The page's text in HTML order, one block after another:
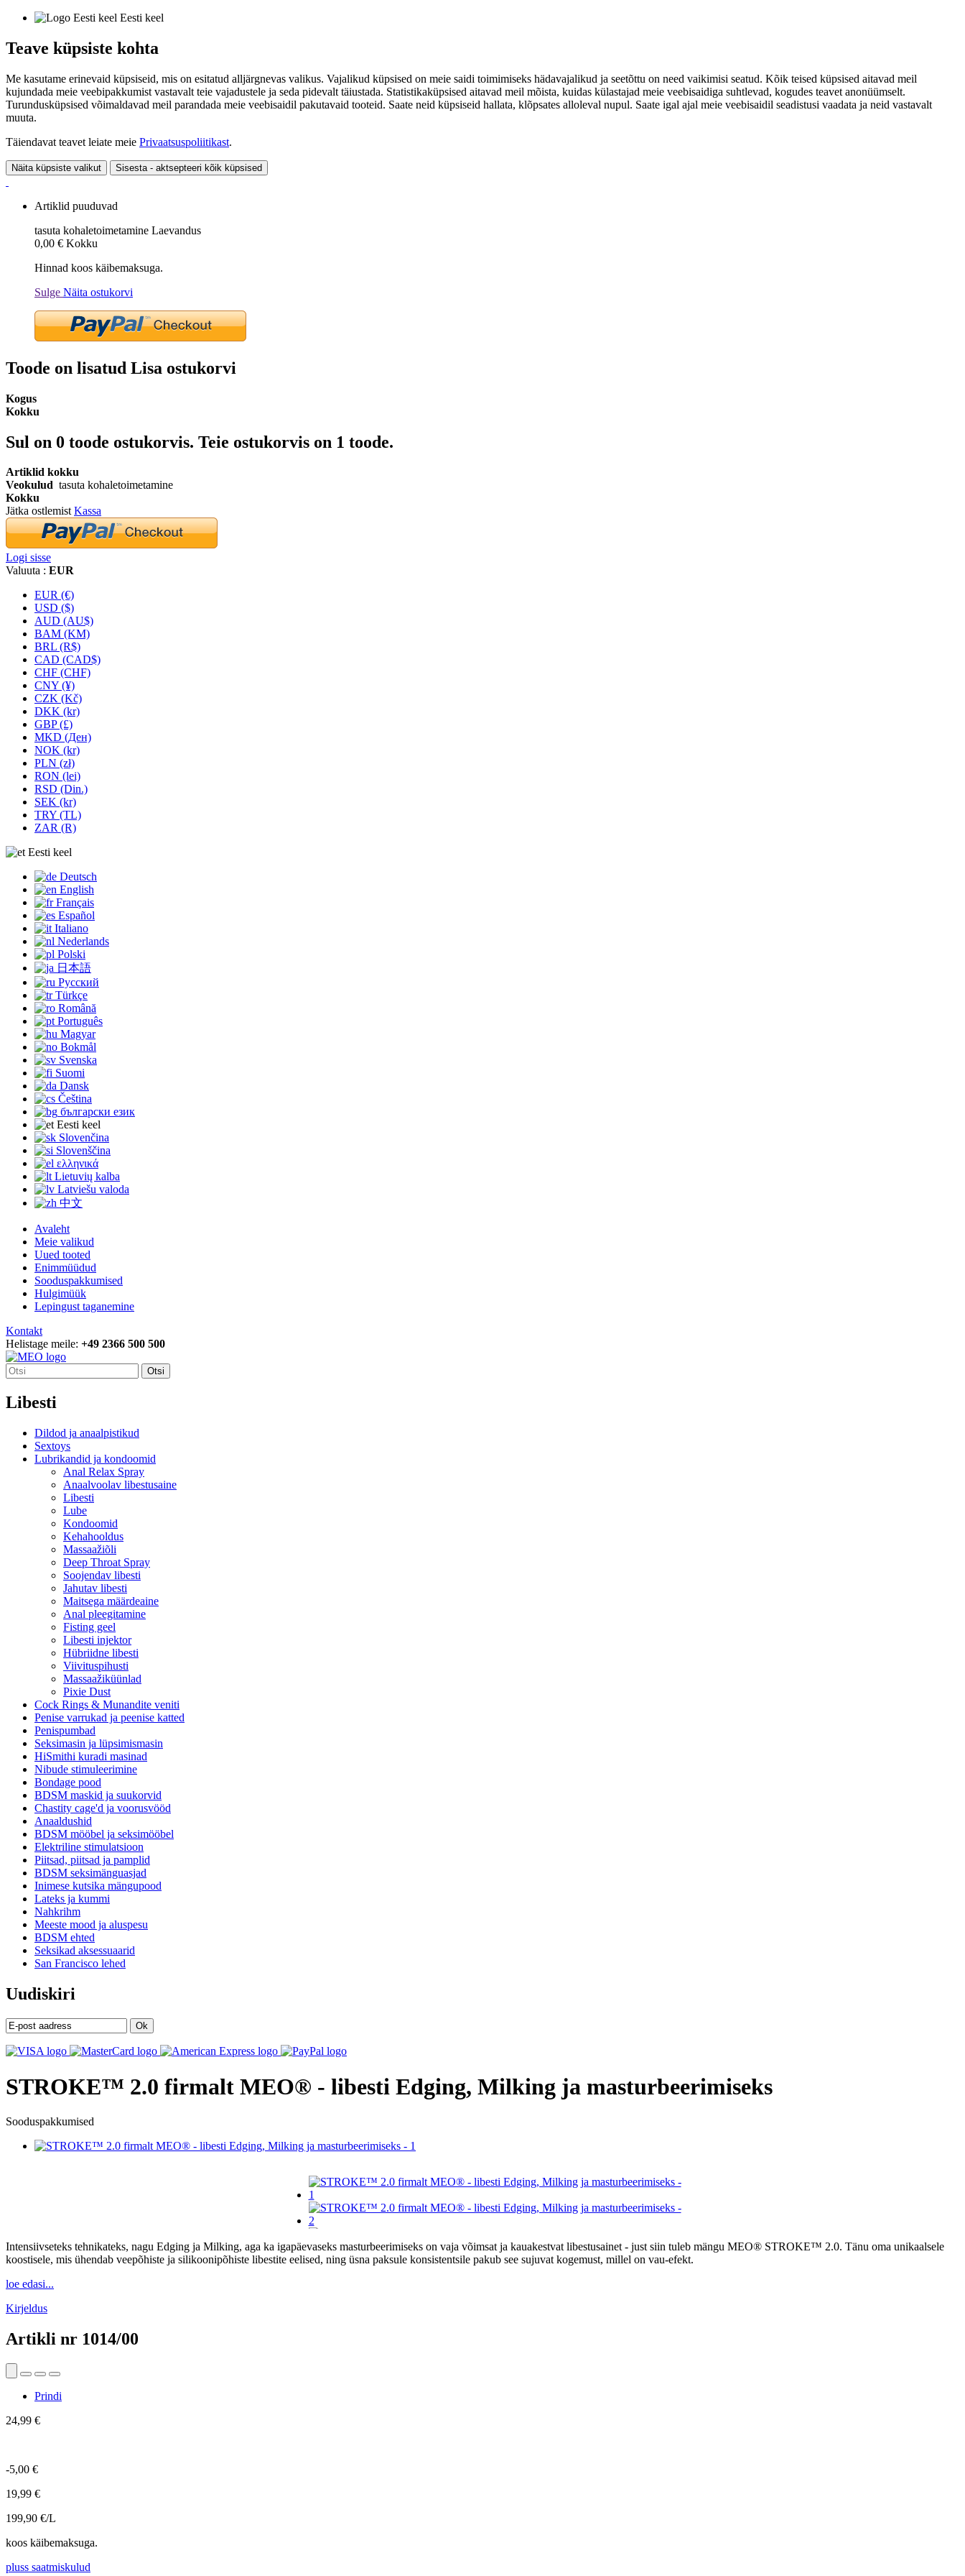
Eesti keel
Teave küpsiste kohta
Me kasutame erinevaid küpsiseid, mis on esitatud alljärgnevas valikus. Vajalikud küpsised on meie saidi toimimiseks hädavajalikud ja seetõttu on need vaikimisi seatud. Kõik teised küpsised aitavad meil
kujundada meie veebipakkumist vastavalt teie vajadustele ja seda pidevalt täiustada. Statistikaküpsised aitavad meil mõista, kuidas külastajad meie veebisaidiga suhtlevad, kogudes teavet anonüümselt.
Turundusküpsised võimaldavad meil parandada meie veebisaidil pakutavaid tooteid. Saate neid küpsiseid hallata, klõpsates alloleval nupul. Saate igal ajal meie veebisaidil seadistusi vaadata ja neid vastavalt
muuta.
Täiendavat teavet leiate meie Privaatsuspoliitikast.
Näita küpsiste valikut Sisesta - aktsepteeri kõik küpsised
Artiklid puuduvad
tasuta kohaletoimetamine Laevandus
0,00 € Kokku
Hinnad koos käibemaksuga.
Sulge Näita ostukorvi
Toode on lisatud Lisa ostukorvi
Kogus
Kokku
Sul on 0 toode ostukorvis. Teie ostukorvis on 1 toode.
Artiklid kokku
Veokulud tasuta kohaletoimetamine
Kokku
Jätka ostlemistKassa
Logi sisse
Valuuta : EUR
EUR (€)
USD ($)
AUD (AU$)
BAM (KM)
BRL (R$)
CAD (CAD$)
CHF (CHF)
CNY (¥)
CZK (Kč)
DKK (kr)
GBP (£)
MKD (Ден)
NOK (kr)
PLN (zł)
RON (lei)
RSD (Din.)
SEK (kr)
TRY (TL)
ZAR (R)
Eesti keel
Deutsch
English
Français
Español
Italiano
Nederlands
Polski
日本語
Русский
Türkçe
Română
Português
Magyar
Bokmål
Svenska
Suomi
Dansk
Čeština
български език
Eesti keel
Slovenčina
Slovenščina
ελληνικά
Lietuvių kalba
Latviešu valoda
中文
Avaleht
Meie valikud
Uued tooted
Enimmüüdud
Sooduspakkumised
Hulgimüük
Lepingust taganemine
Kontakt
Helistage meile: +49 2366 500 500
Otsi
Libesti
Dildod ja anaalpistikud
Sextoys
Lubrikandid ja kondoomid
Anal Relax Spray
Anaalvoolav libestusaine
Libesti
Lube
Kondoomid
Kehahooldus
Massaažiõli
Deep Throat Spray
Soojendav libesti
Jahutav libesti
Maitsega määrdeaine
Anal pleegitamine
Fisting geel
Libesti injektor
Hübriidne libesti
Viivituspihusti
Massaažiküünlad
Pixie Dust
Cock Rings & Munandite veniti
Penise varrukad ja peenise katted
Penispumbad
Seksimasin ja lüpsimismasin
HiSmithi kuradi masinad
Nibude stimuleerimine
Bondage pood
BDSM maskid ja suukorvid
Chastity cage'd ja voorusvööd
Anaaldushid
BDSM mööbel ja seksimööbel
Elektriline stimulatsioon
Piitsad, piitsad ja pamplid
BDSM seksimänguasjad
Inimese kutsika mängupood
Lateks ja kummi
Nahkrihm
Meeste mood ja aluspesu
BDSM ehted
Seksikad aksessuaarid
San Francisco lehed
Uudiskiri
Ok
STROKE™ 2.0 firmalt MEO® - libesti Edging, Milking ja masturbeerimiseks
Sooduspakkumised
Intensiivseteks tehnikateks, nagu Edging ja Milking, aga ka igapäevaseks masturbeerimiseks on vaja võimsat ja kauakestvat libestusainet - just siin tuleb mängu MEO® STROKE™ 2.0. Tänu oma unikaalsele
koostisele, mis ühendab veepõhiste ja silikoonipõhiste libestite eelised, ning üsna paksule konsistentsile pakub see sujuvat kogemust, millel on vau-efekt.
loe edasi...
Kirjeldus
Artikli nr 1014/00
Prindi
24,99 €
-5,00 €
19,99 €
199,90 €/L
koos käibemaksuga.
pluss saatmiskulud